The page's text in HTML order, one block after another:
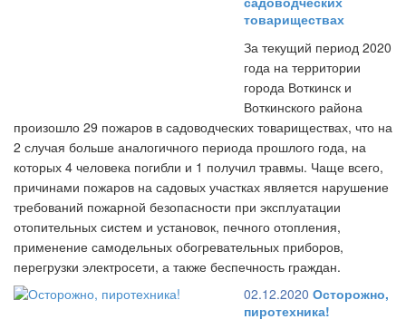
товариществах
За текущий период 2020
года на территории
города Воткинск и
Воткинского района
произошло 29 пожаров в садоводческих товариществах, что на
2 случая больше аналогичного периода прошлого года, на
которых 4 человека погибли и 1 получил травмы. Чаще всего,
причинами пожаров на садовых участках является нарушение
требований пожарной безопасности при эксплуатации
отопительных систем и установок, печного отопления,
применение самодельных обогревательных приборов,
перегрузки электросети, а также беспечность граждан.
02.12.2020 Осторожно,
пиротехника!